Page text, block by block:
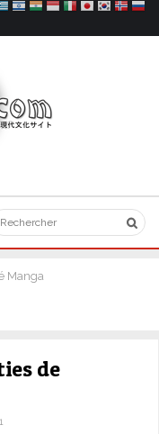
Manga
de